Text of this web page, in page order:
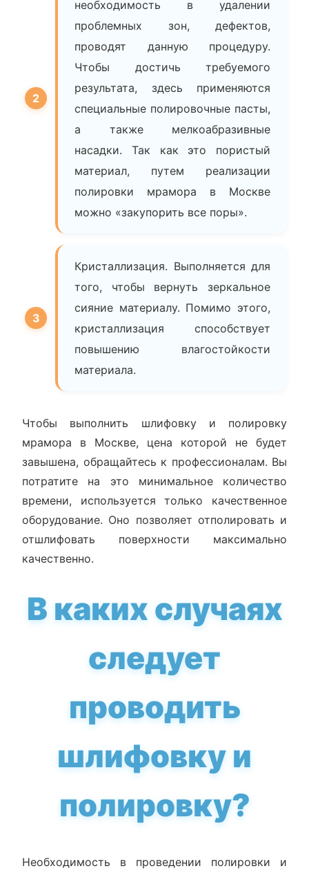
необходимость в удалении
проблемных зон, дефектов,
проводят данную процедуру.
Чтобы достичь требуемого
результата, здесь применяются
специальные полировочные пасты,
а также мелкоабразивные
насадки. Так как это пористый
материал, путем реализации
полировки мрамора в Москве
можно «закупорить все поры».
Кристаллизация. Выполняется для
того, чтобы вернуть зеркальное
сияние материалу. Помимо этого,
кристаллизация способствует
повышению влагостойкости
материала.
Чтобы выполнить шлифовку и полировку
мрамора в Москве, цена которой не будет
завышена, обращайтесь к профессионалам. Вы
потратите на это минимальное количество
времени, используется только качественное
оборудование. Оно позволяет отполировать и
отшлифовать поверхности максимально
качественно.
В каких случаях
следует
проводить
шлифовку и
полировку?
Необходимость в проведении полировки и